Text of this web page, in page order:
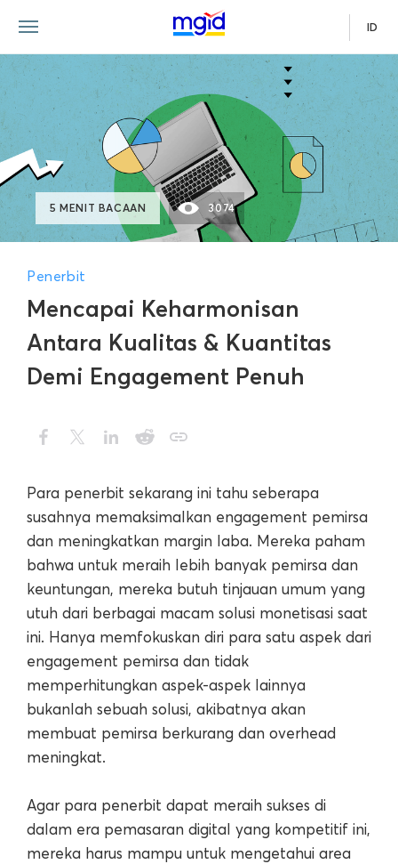
ID
Mencapai Keharmonisan
Antara Kualitas & Kuantitas
Demi Engagement Penuh
Penerbit
5 MENIT BACAAN 3074
Para penerbit sekarang ini tahu seberapa
susahnya memaksimalkan engagement pemirsa
dan meningkatkan margin laba. Mereka paham
bahwa untuk meraih lebih banyak pemirsa dan
keuntungan, mereka butuh tinjauan umum yang
utuh dari berbagai macam solusi monetisasi saat
ini. Hanya memfokuskan diri para satu aspek dari
engagement pemirsa dan tidak
memperhitungkan aspek-aspek lainnya
bukanlah sebuah solusi, akibatnya akan
membuat pemirsa berkurang dan overhead
meningkat.
Agar para penerbit dapat meraih sukses di
dalam era pemasaran digital yang kompetitif ini,
mereka harus mampu untuk mengetahui area